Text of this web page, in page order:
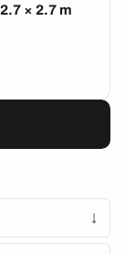
2.7 × 2.7 m
↓